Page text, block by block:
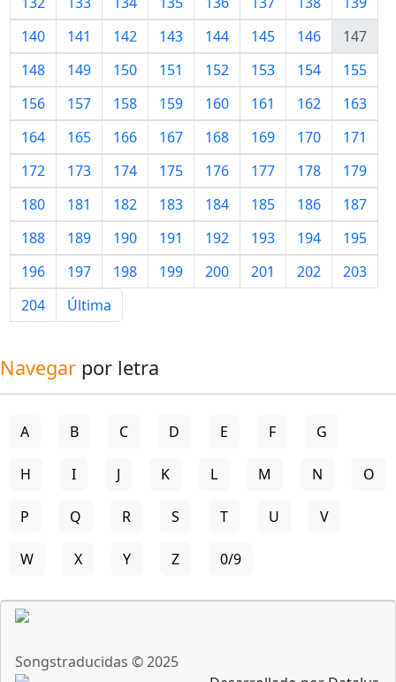
140
141 142 143 144 145 146
147
148
149 150 151 152 153 154
155
156
157 158 159 160 161 162
163
164
165 166 167 168 169 170
171
172
173 174 175 176 177 178
179
180
181 182 183 184 185 186
187
188
189 190 191 192 193 194
195
196
197 198 199 200 201 202
203
204
Última
Navegar por letra
A B C D E F G
H I J K L M N O
P Q R S T U V
W X Y Z 0/9
Songstraducidas © 2025